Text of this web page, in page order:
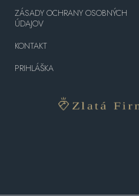
ZÁSADY OCHRANY OSOBNÝCH
ÚDAJOV
KONTAKT
PRIHLÁŠKA